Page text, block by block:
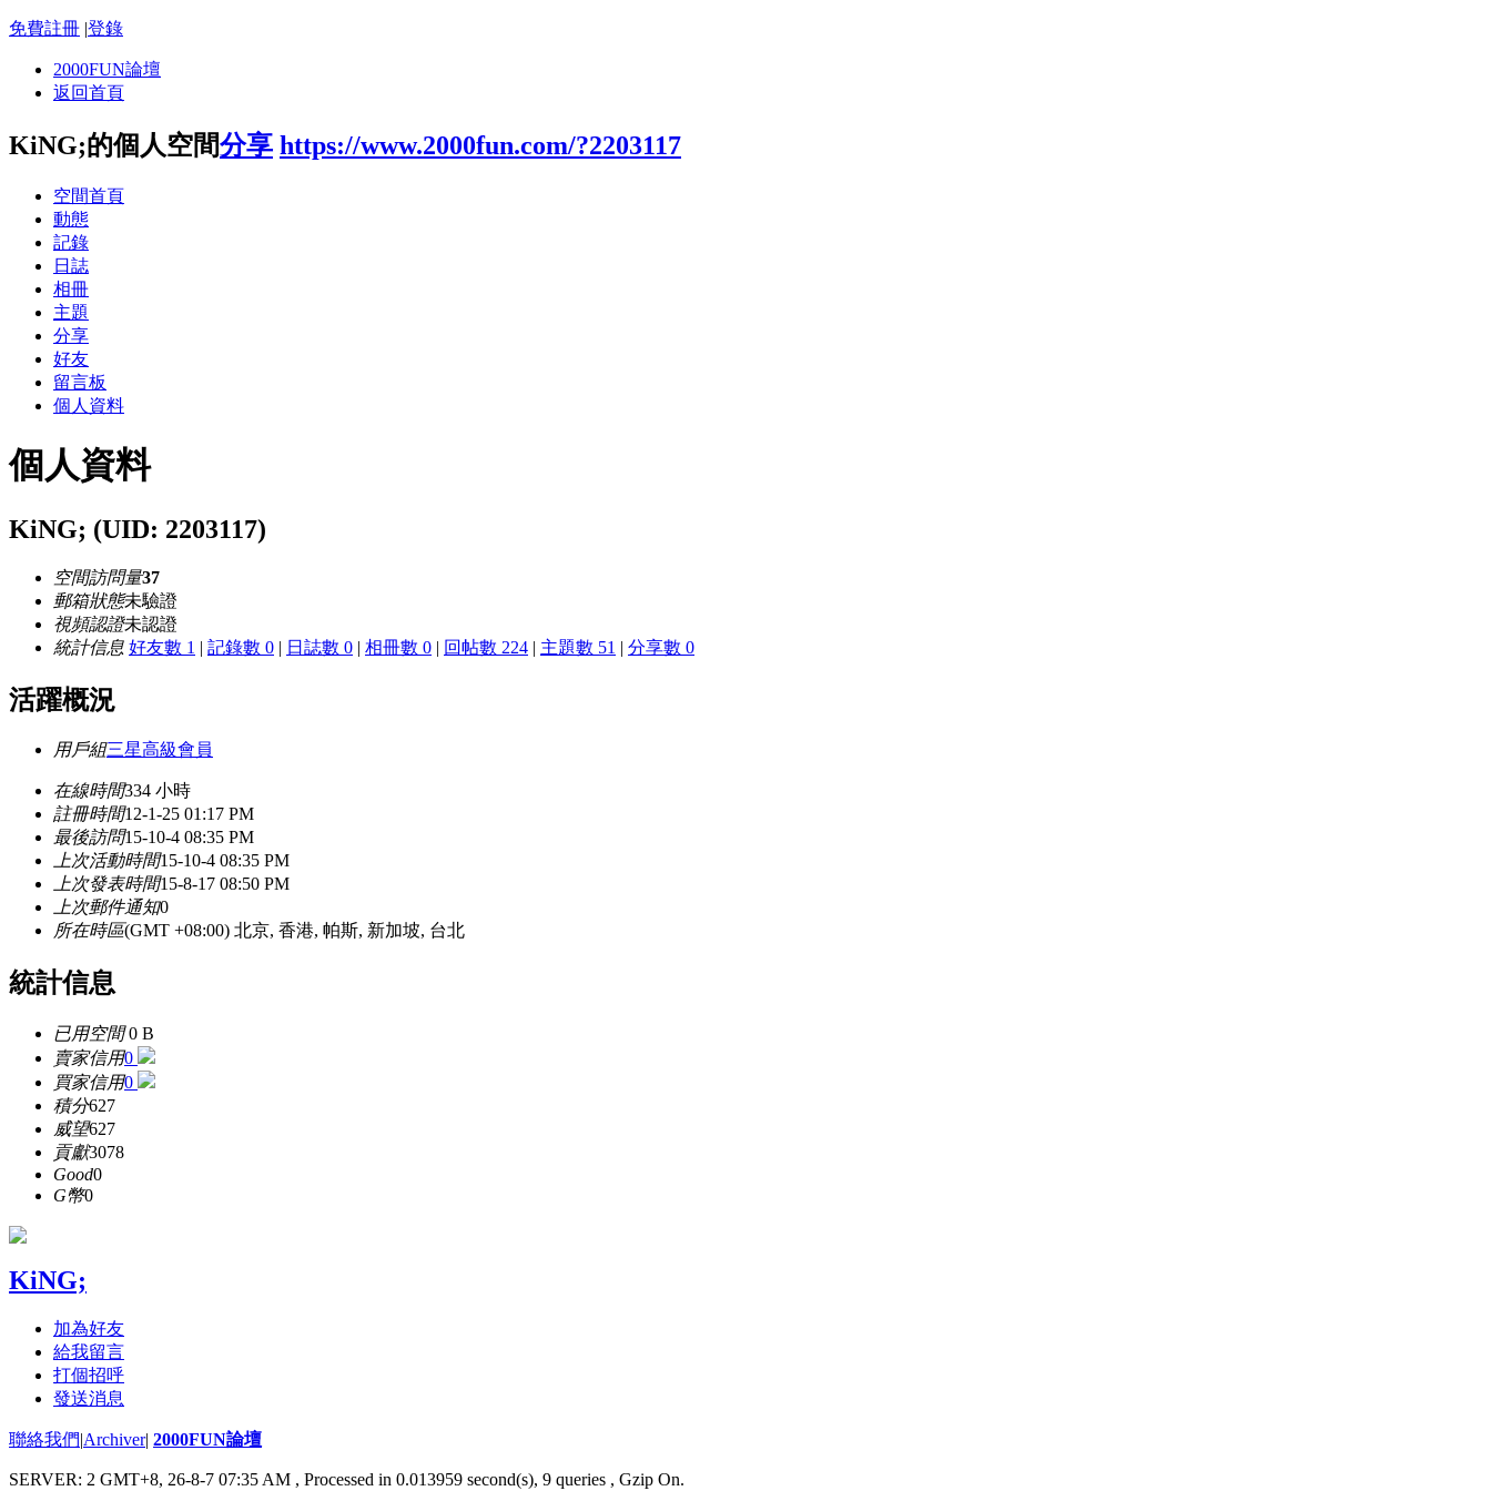
免費註冊 |登錄
2000FUN論壇
返回首頁
KiNG;的個人空間分享 https://www.2000fun.com/?2203117
空間首頁
動態
記錄
日誌
相冊
主題
分享
好友
留言板
個人資料
個人資料
KiNG; (UID: 2203117)
空間訪問量37
郵箱狀態未驗證
視頻認證未認證
統計信息 好友數 1 | 記錄數 0 | 日誌數 0 | 相冊數 0 | 回帖數 224 | 主題數 51 | 分享數 0
活躍概況
用戶組三星高級會員
在線時間334 小時
註冊時間12-1-25 01:17 PM
最後訪問15-10-4 08:35 PM
上次活動時間15-10-4 08:35 PM
上次發表時間15-8-17 08:50 PM
上次郵件通知0
所在時區(GMT +08:00) 北京, 香港, 帕斯, 新加坡, 台北
統計信息
已用空間0 B
賣家信用0
買家信用0
積分627
威望627
貢獻3078
Good0
G幣0
KiNG;
加為好友
給我留言
打個招呼
發送消息
聯絡我們|Archiver| 2000FUN論壇
SERVER: 2 GMT+8, 26-8-7 07:35 AM , Processed in 0.013959 second(s), 9 queries , Gzip On.